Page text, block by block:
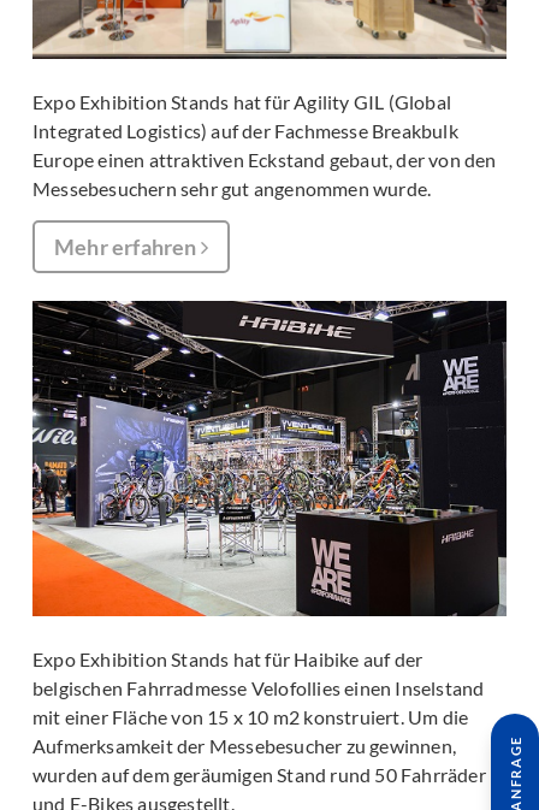
Expo Exhibition Stands hat für Agility GIL (Global
Integrated Logistics) auf der Fachmesse Breakbulk
Europe einen attraktiven Eckstand gebaut, der von den
Messebesuchern sehr gut angenommen wurde.
Mehr erfahren
Expo Exhibition Stands hat für Haibike auf der
belgischen Fahrradmesse Velofollies einen Inselstand
mit einer Fläche von 15 x 10 m2 konstruiert. Um die
Aufmerksamkeit der Messebesucher zu gewinnen,
wurden auf dem geräumigen Stand rund 50 Fahrräder
und E-Bikes ausgestellt.